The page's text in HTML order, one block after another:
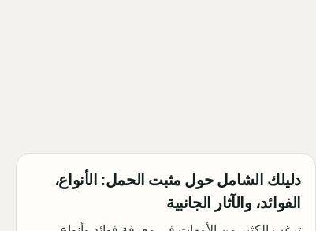
دليلك الشامل حول مثبت الحمل: الأنواع،
الفوائد، والآثار الجانبية